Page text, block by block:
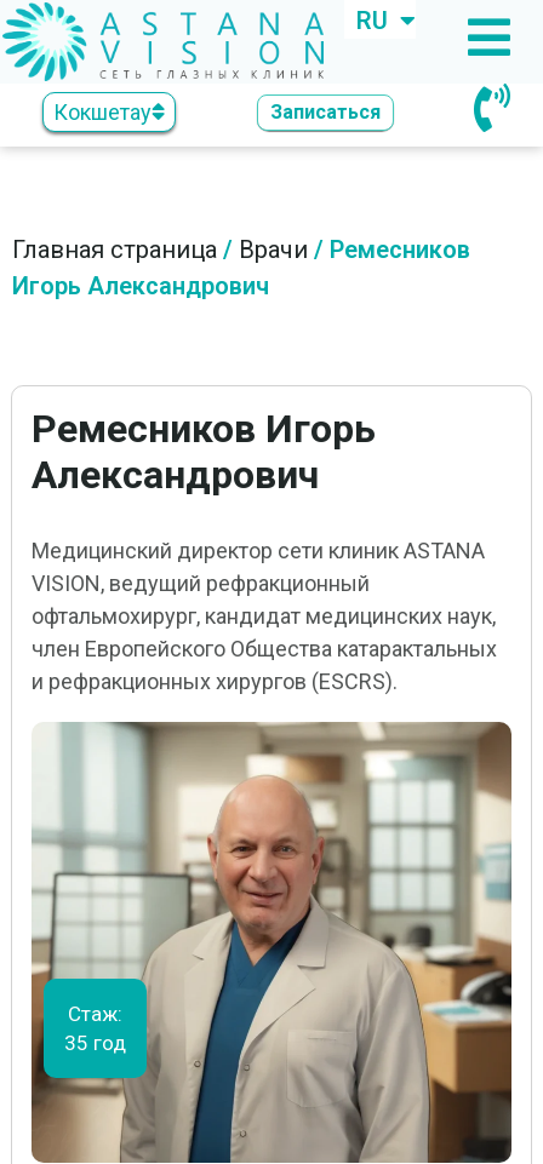
RU
KZ
Кокшетау Записаться
Главная страница / Врачи / Ремесников
Игорь Александрович
Ремесников Игорь
Александрович
Медицинский директор сети клиник ASTANA
VISION, ведущий рефракционный
офтальмохирург, кандидат медицинских наук,
член Европейского Общества катарактальных
и рефракционных хирургов (ESCRS).
Стаж:
35 год